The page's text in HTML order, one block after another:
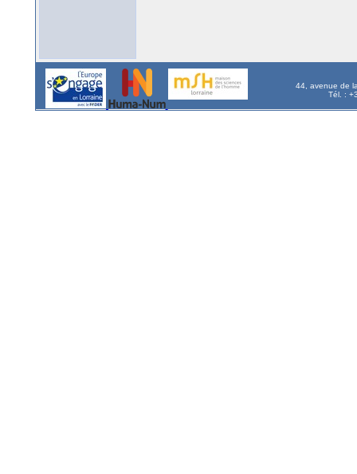
44, avenue de
Tél. :